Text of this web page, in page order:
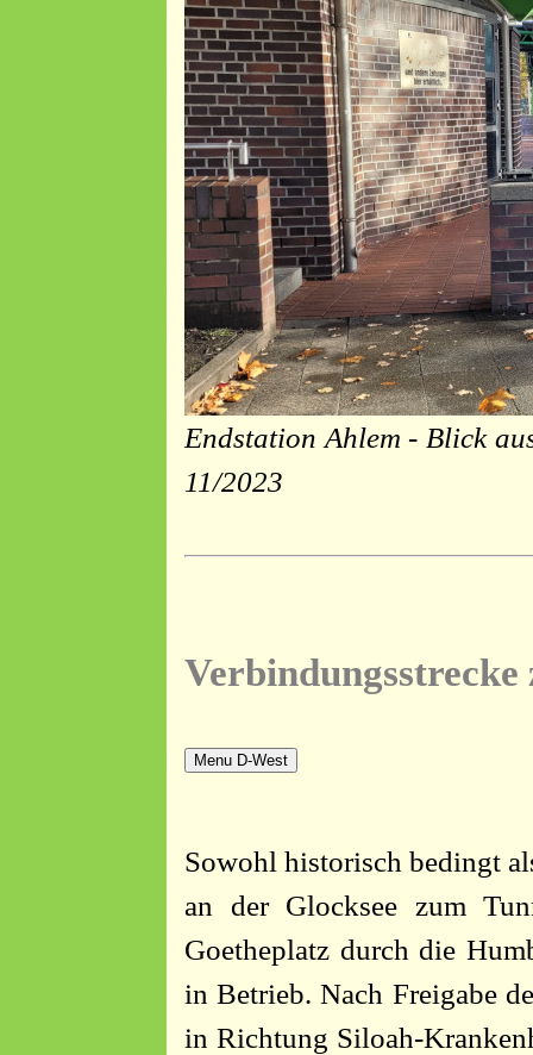
Endstation Ahlem - Blick
11/2023
Menu D-West
Sowohl historisch bedingt
an der Glocksee zum
Goetheplatz durch die
in Betrieb. Nach Freigabe
in Richtung Siloah-